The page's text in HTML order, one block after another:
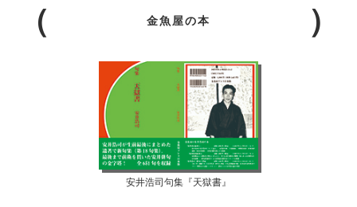
金魚屋の本
安井浩司句集『天獄書』